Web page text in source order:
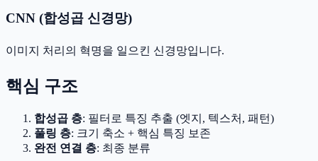
CNN (합성곱 신경망)
이미지 처리의 혁명을 일으킨 신경망입니다.
핵심 구조
합성곱 층: 필터로 특징 추출 (엣지, 텍스처, 패턴)
풀링 층: 크기 축소 + 핵심 특징 보존
완전 연결 층: 최종 분류